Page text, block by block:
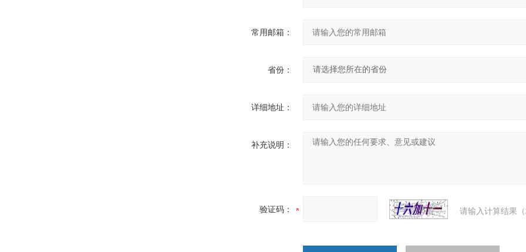
常用邮箱：
省份：
详细地址：
补充说明：
验证码： 请输入计算结果